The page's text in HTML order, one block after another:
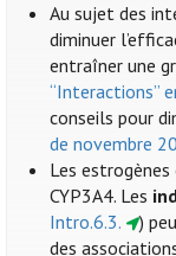
Au sujet des
diminuer
entraîner une
“Interactions”
conseils pour
de novembre
Les
CYP3A4. Les
Intro.6.3.
)
des